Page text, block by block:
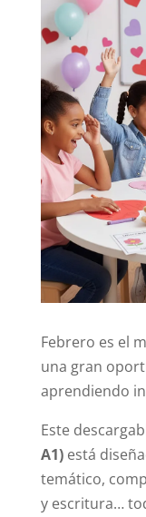
Febrero es el
una gran
aprendiendo
Este
A1)está
temático,
y escritura…